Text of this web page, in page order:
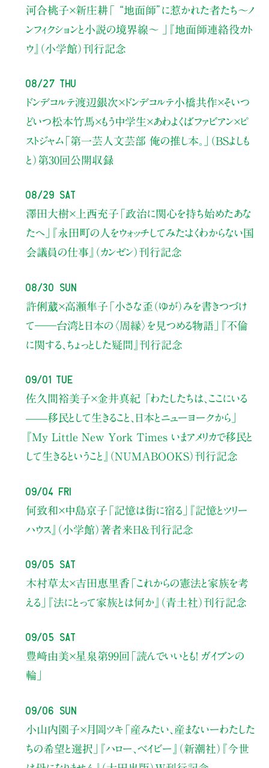
河合桃子×新庄耕「 “地面師”に惹かれた者たち〜ノ
ンフィクションと小説の境界線〜 」
『地面師連絡役カト
ウ』（小学館）刊行記念
08/27 Thu
ドンデコルテ渡辺銀次×ドンデコルテ小橋共作×そいつ
どいつ松本竹馬×もう中学生×あわよくばファビアン×ピ
ストジャム「第一芸人文芸部 俺の推し本。」（BSよしも
と） 第30回公開収録
08/29 Sat
澤田大樹×上西充子 「政治に関心を持ち始めたあな
たへ」
『永田町の人をウォッチしてみた：よくわからない国
会議員の仕事』（カンゼン）刊行記念
08/30 Sun
許俐葳×高瀬隼子 「小さな歪（ゆが）みを書きつづけ
て――台湾と日本の〈周縁〉を見つめる物語」
『不倫
に関する、ちょっとした疑問』刊行記念
09/01 Tue
佐久間裕美子×金井真紀 「わたしたちは、ここにいる
——移民として生きること、日本とニューヨークから」
『My Little New York Times いまアメリカで移民と
して生きるということ』（NUMABOOKS）刊行記念
09/04 Fri
何致和×中島京子 「記憶は街に宿る」
『記憶とツリー
ハウス』（小学館）著者来日＆刊行記念
09/05 Sat
木村草太×吉田恵里香 「これからの憲法と家族を考
える」
『法にとって家族とは何か』（青土社）刊行記念
09/05 Sat
豊﨑由美×星泉 第99回「読んでいいとも！ ガイブンの
輪」
09/06 Sun
小山内園子×月岡ツキ 「産みたい、産まないーわたした
ちの希望と選択」
『ハロー、ベイビー』（新潮社） 『今世